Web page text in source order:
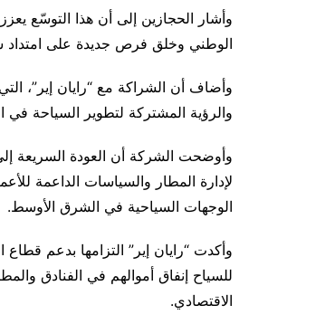
وأشار الحجازين إلى أن هذا التوسّع
الوطني وخلق فرص جديدة على امتداد
والرؤية المشتركة لتطوير السياحة في
وأوضحت الشركة أن العودة السريعة
لإدارة المطار والسياسات الداعمة
الوجهات السياحية في الشرق الأوسط.
وأكدت “رايان إير” التزامها بدعم
للسياح إنفاق أموالهم في الفنادق
الاقتصادي.